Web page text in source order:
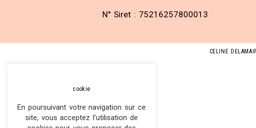
N° Siret : 75216257800013
CELINE
cookie
En poursuivant votre navigation sur ce
site, vous acceptez l’utilisation de